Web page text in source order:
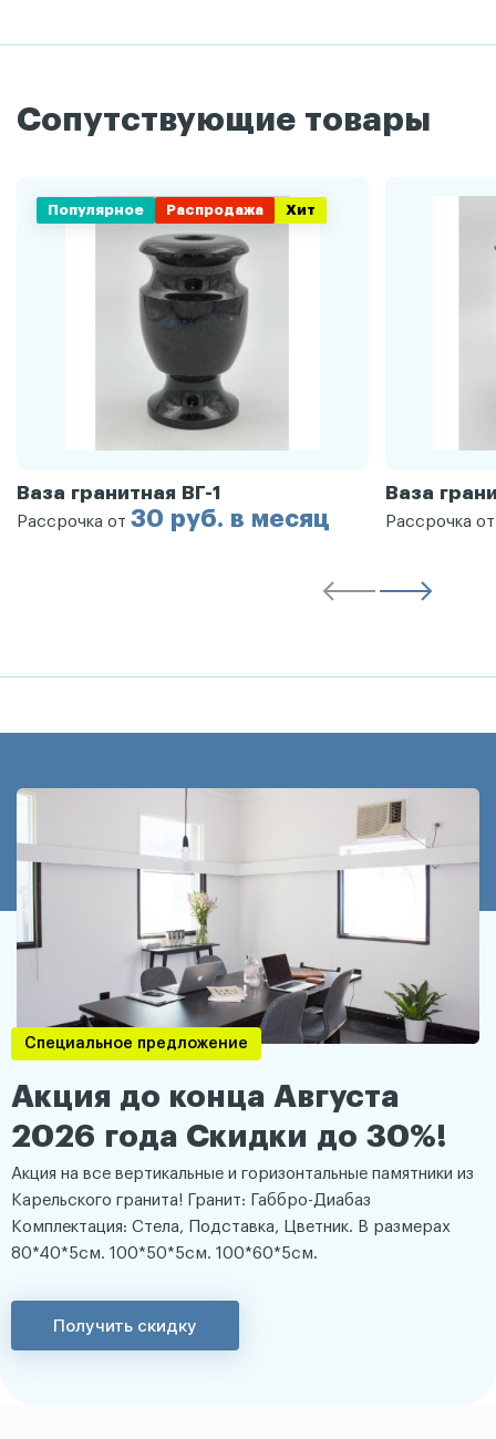
Сопутствующие товары
Популярное Распродажа Хит
Ваза гранитная ВГ-1
Рассрочка от 30 руб. в месяц
Ваза
Рассрочка
Специальное предложение
Акция до конца Августа
2026 года Скидки до 30%!
Акция на все вертикальные и горизонтальные памятники из
Карельского гранита! Гранит: Габбро-Диабаз
Комплектация: Стела, Подставка, Цветник. В размерах
80*40*5см. 100*50*5см. 100*60*5см.
Получить скидку